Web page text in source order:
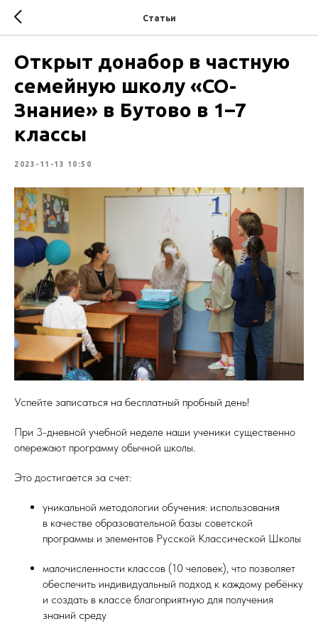
Статьи
Открыт донабор в частную
семейную школу «СО-
Знание» в Бутово в 1–7
классы
2023-11-13 10:50
Успейте записаться на бесплатный пробный день!
При 3-дневной учебной неделе наши ученики существенно
опережают программу обычной школы.
Это достигается за счет:
уникальной методологии обучения: использования
в качестве образовательной базы советской
программы и элементов Русской Классической Школы
малочисленности классов (10 человек), что позволяет
обеспечить индивидуальный подход к каждому ребёнку
и создать в классе благоприятную для получения
знаний среду